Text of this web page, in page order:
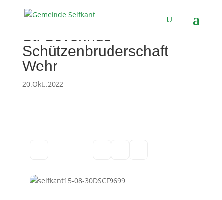
St. Severinus
Schützenbruderschaft
Wehr
20.Okt..2022